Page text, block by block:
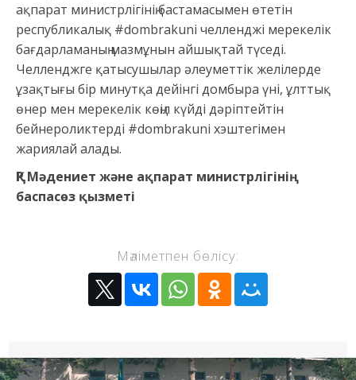
ақпарат министрлігінің бастамасымен өтетін
республикалық #dombrakuni челленджі мерекелік
бағдарламаның мазмұнын айшықтай түседі.
Челленджге қатысушылар әлеуметтік желілерде
ұзақтығы бір минутқа дейінгі домбыра үні, ұлттық
өнер мен мерекелік көңіл күйді дәріптейтін
бейнероликтерді #dombrakuni хэштегімен
жариялай алады.
ҚР Мәдениет және ақпарат министрлігінің
баспасөз қызметі
Мәліметпен бөлісу: